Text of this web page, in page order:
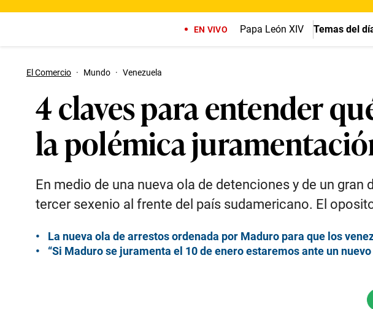
EN VIVO Papa León XIV Temas del
El Comercio · Mundo · Venezuela
4 claves para entender
la polémica
En medio de una nueva ola de detenciones y de un
tercer sexenio al frente del país sudamericano. El
La nueva ola de arrestos ordenada por Maduro para que los
“Si Maduro se juramenta el 10 de enero estaremos ante un